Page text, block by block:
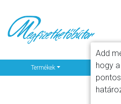
Termékek
Add
hogy